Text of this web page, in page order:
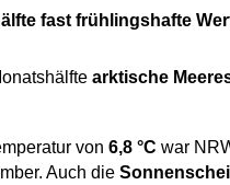
fast frühlingshafte
arktische
von 6,8 °C war
Auch die